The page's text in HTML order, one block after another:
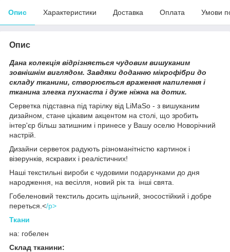
Опис Характеристики Доставка Оплата Умови
Опис
Дана колекція відрізняється чудовим вишуканим
зовнішнім виглядом. Завдяки доданню мікрофібри до
складу тканини, створюється враження напилення і
тканина злегка пухнаста і дуже ніжна на дотик.
Серветка підставна під тарілку від LiMaSo - з вишуканим
дизайном, стане цікавим акцентом на столі, що зробить
інтер'єр більш затишним і принесе у Вашу оселю Новорічний
настрій.
Дизайни серветок радують різноманітністю картинок і
візерунків, яскравих і реалістичних!
Наші текстильні вироби є чудовими подарунками до дня
народження, на весілля, новий рік та інші свята.
Гобеленовий текстиль досить щільний, зносостійкий і добре
переться.</p>
Ткани
на: гобелен
Склад тканини: